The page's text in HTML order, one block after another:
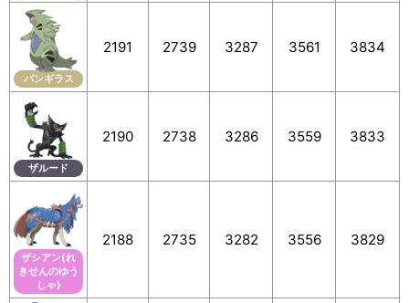
バンギラス
2191 2739 3287 3561 3834
ザルード
2190 2738 3286 3559 3833
ザシアン(れ
きせんのゆう
しゃ)
2188 2735 3282 3556 3829